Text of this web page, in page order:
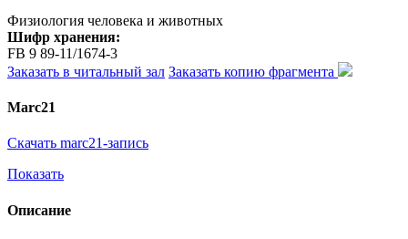
Физиология человека и животных
Шифр хранения:
FB 9 89-11/1674-3
Заказать в читальный зал Заказать копию фрагмента
Marc21
Скачать marc21-запись
Показать
Описание